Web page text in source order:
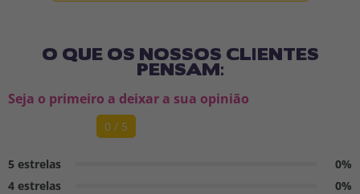
O QUE OS NOSSOS CLIENTES
PENSAM:
Seja o primeiro a deixar a sua opinião
0 / 5
5 estrelas
0%
4 estrelas
0%